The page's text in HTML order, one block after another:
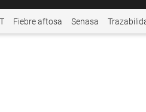
Fiebre aftosa Senasa